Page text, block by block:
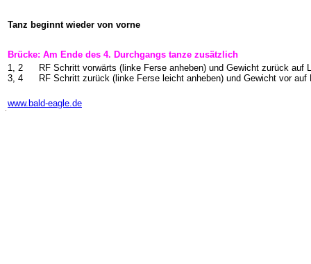
Tanz beginnt wieder von vorne
Brücke: Am Ende des 4. Durchgangs tanze zusätzlich
1, 2
3, 4
RF Schritt vorwärts (linke Ferse anheben) und Gewicht zurück auf
RF Schritt zurück (linke Ferse leicht anheben) und Gewicht vor auf
www.bald-eagle.de